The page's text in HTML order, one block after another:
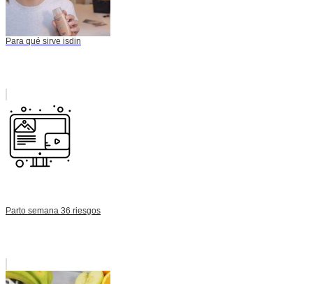
Para qué sirve isdin
Parto semana 36 riesgos